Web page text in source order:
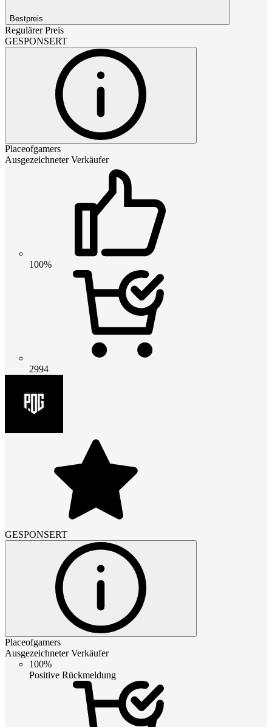
Bestpreis
Regulärer Preis
GESPONSERT
Placeofgamers
Ausgezeichneter Verkäufer
100%
2994
GESPONSERT
Placeofgamers
Ausgezeichneter Verkäufer
100%
Positive Rückmeldung